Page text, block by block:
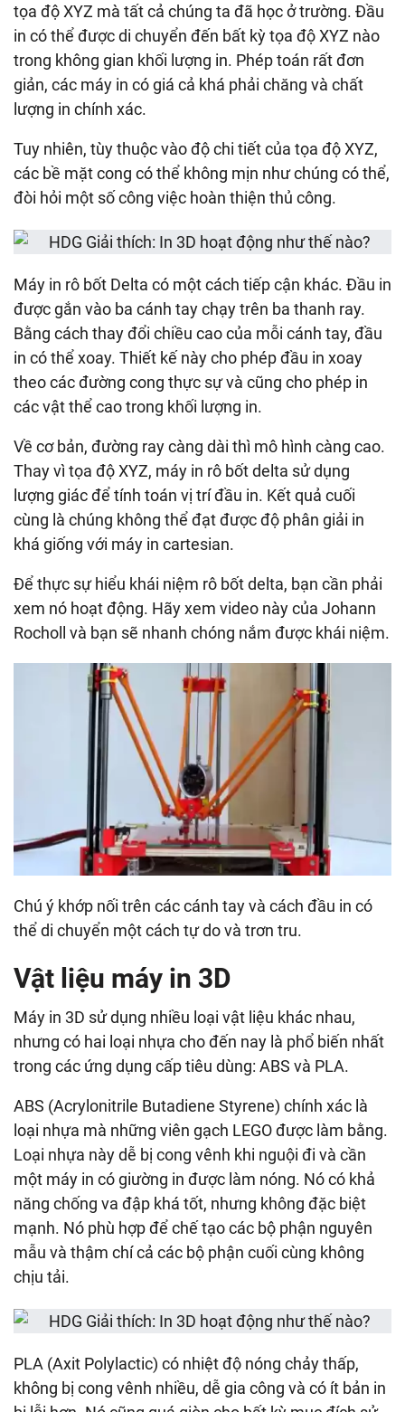
tọa độ XYZ mà tất cả chúng ta đã học ở trường. Đầu
in có thể được di chuyển đến bất kỳ tọa độ XYZ nào
trong không gian khối lượng in. Phép toán rất đơn
giản, các máy in có giá cả khá phải chăng và chất
lượng in chính xác.
Tuy nhiên, tùy thuộc vào độ chi tiết của tọa độ XYZ,
các bề mặt cong có thể không mịn như chúng có thể,
đòi hỏi một số công việc hoàn thiện thủ công.
Máy in rô bốt Delta có một cách tiếp cận khác. Đầu in
được gắn vào ba cánh tay chạy trên ba thanh ray.
Bằng cách thay đổi chiều cao của mỗi cánh tay, đầu
in có thể xoay. Thiết kế này cho phép đầu in xoay
theo các đường cong thực sự và cũng cho phép in
các vật thể cao trong khối lượng in.
Về cơ bản, đường ray càng dài thì mô hình càng cao.
Thay vì tọa độ XYZ, máy in rô bốt delta sử dụng
lượng giác để tính toán vị trí đầu in. Kết quả cuối
cùng là chúng không thể đạt được độ phân giải in
khá giống với máy in cartesian.
Để thực sự hiểu khái niệm rô bốt delta, bạn cần phải
xem nó hoạt động. Hãy xem video này của Johann
Rocholl và bạn sẽ nhanh chóng nắm được khái niệm.
Chú ý khớp nối trên các cánh tay và cách đầu in có
thể di chuyển một cách tự do và trơn tru.
Vật liệu máy in 3D
Máy in 3D sử dụng nhiều loại vật liệu khác nhau,
nhưng có hai loại nhựa cho đến nay là phổ biến nhất
trong các ứng dụng cấp tiêu dùng: ABS và PLA.
ABS (Acrylonitrile Butadiene Styrene) chính xác là
loại nhựa mà những viên gạch LEGO được làm bằng.
Loại nhựa này dễ bị cong vênh khi nguội đi và cần
một máy in có giường in được làm nóng. Nó có khả
năng chống va đập khá tốt, nhưng không đặc biệt
mạnh. Nó phù hợp để chế tạo các bộ phận nguyên
mẫu và thậm chí cả các bộ phận cuối cùng không
chịu tải.
PLA (Axit Polylactic) có nhiệt độ nóng chảy thấp,
không bị cong vênh nhiều, dễ gia công và có ít bản in